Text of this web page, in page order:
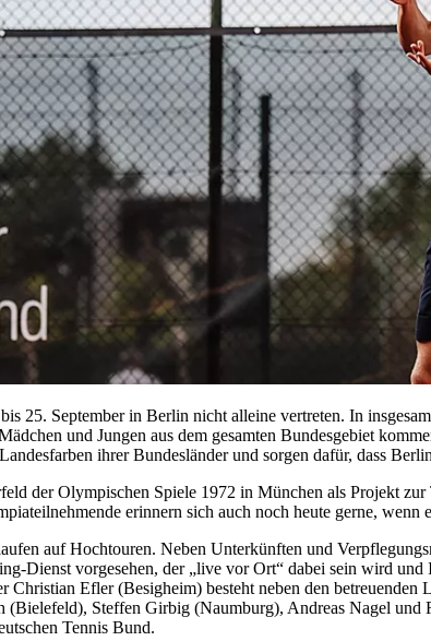
25. September in Berlin nicht alleine vertreten. In
und Jungen aus dem gesamten Bundesgebiet
ihrer Bundesländer und sorgen dafür, dass
der Olympischen Spiele 1972 in München als Projekt
erinnern sich auch noch heute gerne,
auf Hochtouren. Neben Unterkünften und
Dienst vorgesehen, der „live vor Ort“ dabei sein wird
Christian Efler (Besigheim) besteht neben den
(Bielefeld), Steffen Girbig (Naumburg), Andreas Nagel
Tennis Bund.